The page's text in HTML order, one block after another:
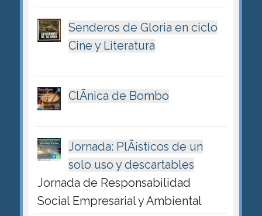
Senderos de Gloria en ciclo
Cine y Literatura
ClÃ­nica de Bombo
Jornada: PlÃ¡sticos de un
solo uso y descartables
Jornada de Responsabilidad
Social Empresarial y Ambiental